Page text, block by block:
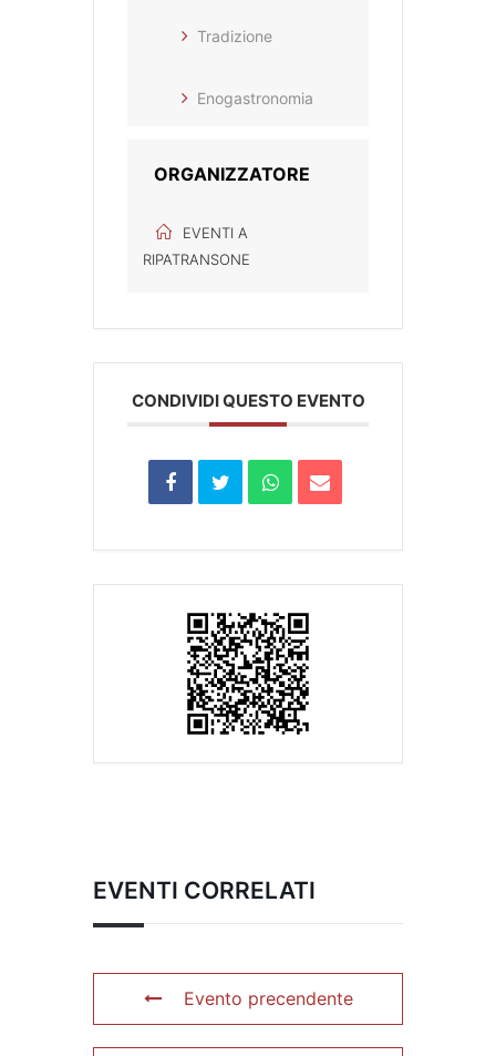
Tradizione
Enogastronomia
ORGANIZZATORE
EVENTI A
RIPATRANSONE
CONDIVIDI QUESTO EVENTO
EVENTI CORRELATI
Evento precendente